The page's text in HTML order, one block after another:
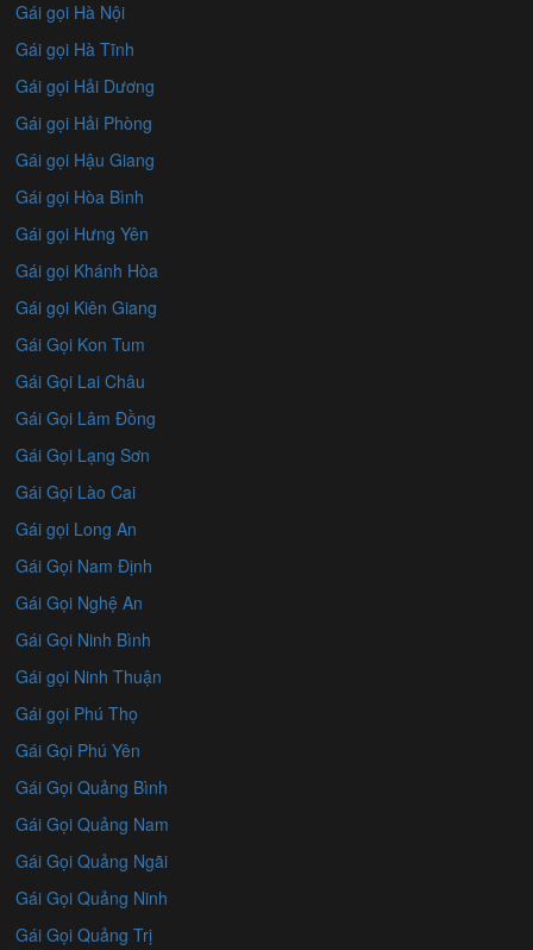
Gái gọi Hà Nội
Gái gọi Hà Tĩnh
Gái gọi Hải Dương
Gái gọi Hải Phòng
Gái gọi Hậu Giang
Gái gọi Hòa Bình
Gái gọi Hưng Yên
Gái gọi Khánh Hòa
Gái gọi Kiên Giang
Gái Gọi Kon Tum
Gái Gọi Lai Châu
Gái Gọi Lâm Đồng
Gái Gọi Lạng Sơn
Gái Gọi Lào Cai
Gái gọi Long An
Gái Gọi Nam Định
Gái Gọi Nghệ An
Gái Gọi Ninh Bình
Gái gọi Ninh Thuận
Gái gọi Phú Thọ
Gái Gọi Phú Yên
Gái Gọi Quảng Bình
Gái Gọi Quảng Nam
Gái Gọi Quảng Ngãi
Gái Gọi Quảng Ninh
Gái Gọi Quảng Trị